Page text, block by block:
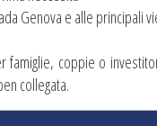
Genova e alle principali
famiglie, coppie o
collegata.